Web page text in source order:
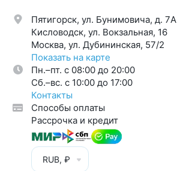
Пятигорск, ул. Бунимовича, д. 7A
Кисловодск, ул. Вокзальная, 16
Москва, ул. Дубининская, 57/2
Показать на карте
Пн.–пт. с 08:00 до 20:00
Cб.–вс. с 10:00 до 17:00
Контакты
Способы оплаты
Рассрочка и кредит
RUB, ₽